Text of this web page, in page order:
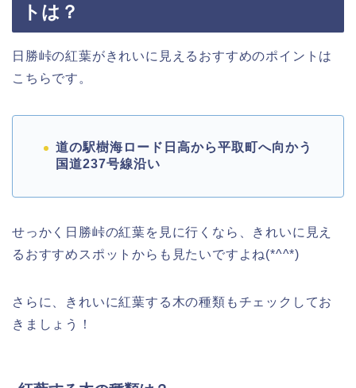
トは？
日勝峠の紅葉がきれいに見えるおすすめのポイントは
こちらです。
道の駅樹海ロード日高から平取町へ向かう
国道237号線沿い
せっかく日勝峠の紅葉を見に行くなら、きれいに見え
るおすすめスポットからも見たいですよね(*^^*)
さらに、きれいに紅葉する木の種類もチェックしてお
きましょう！